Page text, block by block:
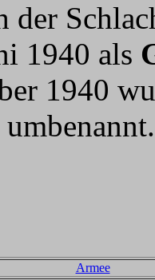
der
1940 als
1940
umbenannt.
Armee